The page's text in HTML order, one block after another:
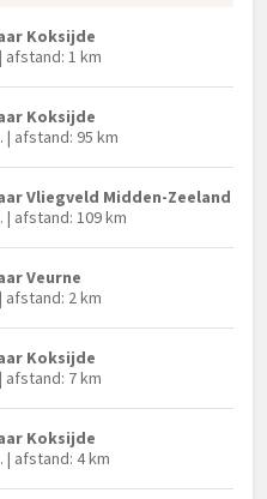
Koksijde
afstand: 1 km
Koksijde
| afstand: 95 km
Vliegveld Midden-Zeeland
| afstand: 109 km
Veurne
afstand: 2 km
Koksijde
afstand: 7 km
Koksijde
| afstand: 4 km